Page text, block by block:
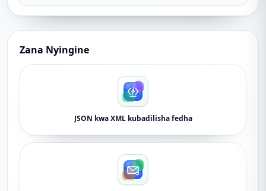
Zana Nyingine
JSON kwa XML kubadilisha fedha